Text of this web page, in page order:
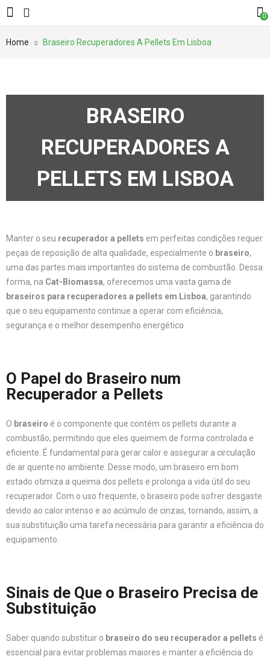
0
Home Braseiro Recuperadores A Pellets Em Lisboa
BRASEIRO
RECUPERADORES A
PELLETS EM LISBOA
Manter o seu recuperador a pellets em perfeitas condições requer
peças de reposição de alta qualidade, especialmente o braseiro,
uma das partes mais importantes do sistema de combustão. Dessa
forma, na Cat-Biomassa, oferecemos uma vasta gama de
braseiros para recuperadores a pellets em Lisboa, garantindo
que o seu equipamento continue a operar com eficiência,
segurança e o melhor desempenho energético.
O Papel do Braseiro num
Recuperador a Pellets
O braseiro é o componente que contém os pellets durante a
combustão, permitindo que eles queimem de forma controlada e
eficiente. É fundamental para gerar calor e assegurar a circulação
de ar quente no ambiente. Desse modo, um braseiro em bom
estado otimiza a queima dos pellets e prolonga a vida útil do seu
recuperador. Com o uso frequente, o braseiro pode sofrer desgaste
devido ao calor intenso e ao acúmulo de cinzas, tornando, assim, a
sua substituição uma tarefa necessária para garantir a eficiência do
equipamento.
Sinais de Que o Braseiro Precisa de
Substituição
Saber quando substituir o braseiro do seu recuperador a pellets é
essencial para evitar problemas maiores e manter a eficiência do